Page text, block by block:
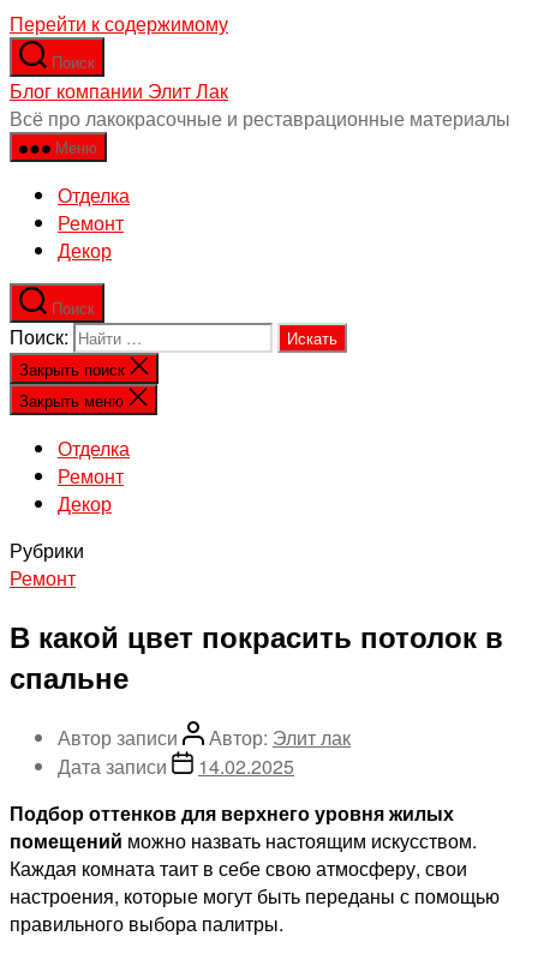
Перейти к содержимому
Поиск
Блог компании Элит Лак
Всё про лакокрасочные и реставрационные материалы
Меню
Отделка
Ремонт
Декор
Поиск
Поиск:
Закрыть поиск
Закрыть меню
Отделка
Ремонт
Декор
Рубрики
Ремонт
В какой цвет покрасить потолок в
спальне
Автор записи Автор: Элит лак
Дата записи
14.02.2025
Подбор оттенков для верхнего уровня жилых
помещений можно назвать настоящим искусством.
Каждая комната таит в себе свою атмосферу, свои
настроения, которые могут быть переданы с помощью
правильного выбора палитры.